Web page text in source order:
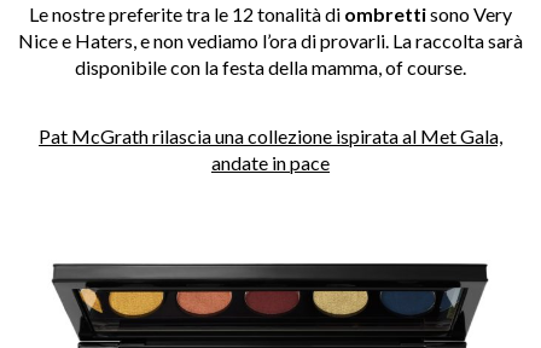
Le nostre preferite tra le 12 tonalità di ombrettisono Very
Nice e Haters, e non vediamo l’ora di provarli. La raccolta sarà
disponibile con la festa della mamma, of course.
Pat McGrath rilascia una collezione ispirata al Met Gala,
andate in pace